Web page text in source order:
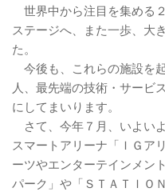
世界中から注目を集める
ステージへ、また一歩、大
た。
今後も、これらの施設を
人、最先端の技術・サービ
にしてまいります。
さて、今年７月、いよい
スマートアリーナ「ＩＧア
ーツやエンターテインメン
パーク」や「ＳＴＡＴＩＯ